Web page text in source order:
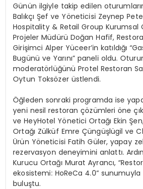
Günün ilgiyle takip edilen
Balıkçı Şef ve Yöneticisi Zeynep
Hospitality & Retail Group Kurumsal
Projeler Müdürü Doğan Hafif,
Girişimci Alper Yüceer’in katıldığı
Bugünü ve Yarını” paneli oldu.
moderatörlüğünü Protel Restoran
Oytun Toksözer üstlendi.
Öğleden sonraki programda ise
yeni nesil restoran çözümleri öne
ve HeyHotel Yönetici Ortağı Ekin
Ortağı Zülküf Emre Çüngüşlügil ve
Ürün Yöneticisi Fatih Güler, yapay
rezervasyon deneyimini anlattı.
Kurucu Ortağı Murat Ayrancı,
ekosistemi: HoReCa 4.0” sunumuyla
buluştu.